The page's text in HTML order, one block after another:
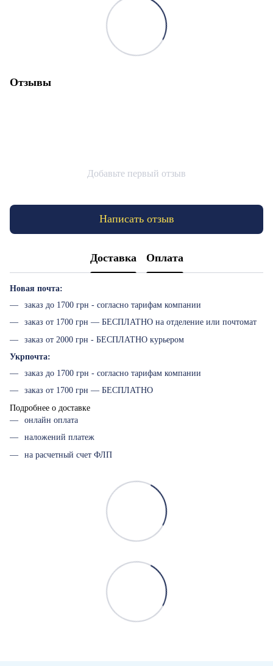
Отзывы
Добавьте первый отзыв
Написать отзыв
Доставка Оплата
Новая почта:
заказ до 1700 грн - согласно тарифам компании
заказ от 1700 грн — БЕСПЛАТНО на отделение или почтомат
заказ от 2000 грн - БЕСПЛАТНО курьером
Укрпочта:
заказ до 1700 грн - согласно тарифам компании
заказ от 1700 грн — БЕСПЛАТНО
Подробнее о доставке
онлайн оплата
наложений платеж
на расчетный счет ФЛП